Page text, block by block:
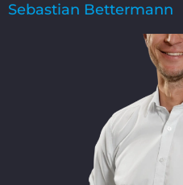
Sebastian Bettermann